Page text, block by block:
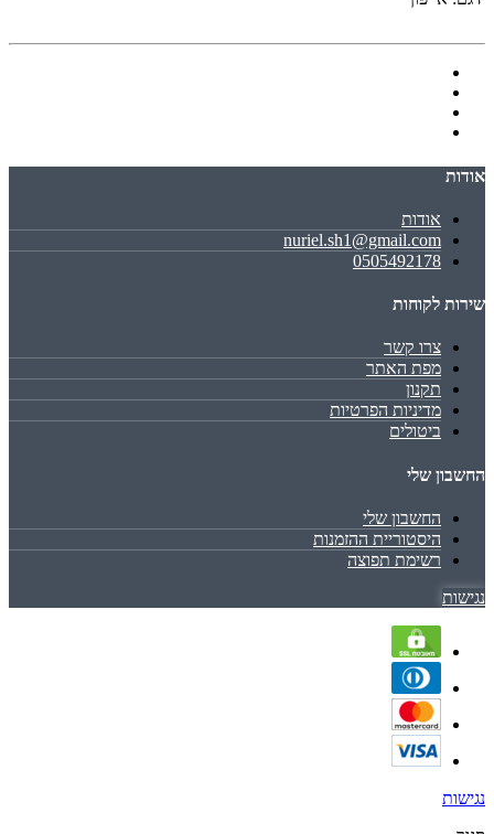
אודות
אודות
nuriel.sh1@gmail.com
0505492178
שירות לקוחות
צרו קשר
מפת האתר
תקנון
מדיניות הפרטיות
ביטולים
החשבון שלי
החשבון שלי
היסטוריית ההזמנות
רשימת תפוצה
נגישות
נגישות